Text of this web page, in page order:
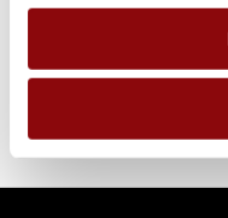
IZMĒRI
RAŽOTĀJS